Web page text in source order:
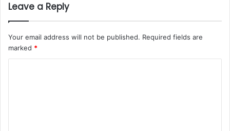
Leave a Reply
Your email address will not be published. Required fields are
marked *